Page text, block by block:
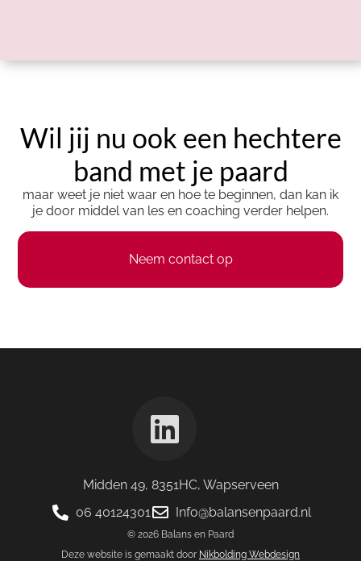
Wil jij nu ook een hechtere
band met je paard
maar weet je niet waar en hoe te beginnen, dan kan ik
je door middel van les en coaching verder helpen.
Neem contact op
Midden 49, 8351HC, Wapserveen
06 40124301
Info@balansenpaard.nl
© 2026 Balans en Paard
Deze website is gemaakt door Nikbolding Webdesign